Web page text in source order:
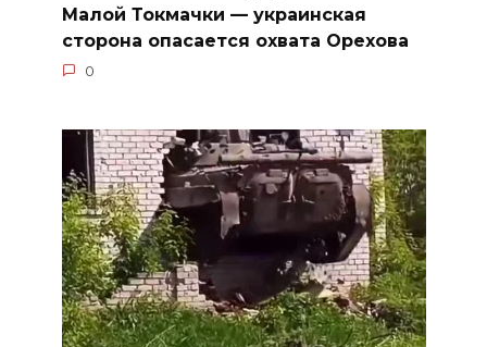
Малой Токмачки — украинская
сторона опасается охвата Орехова
0